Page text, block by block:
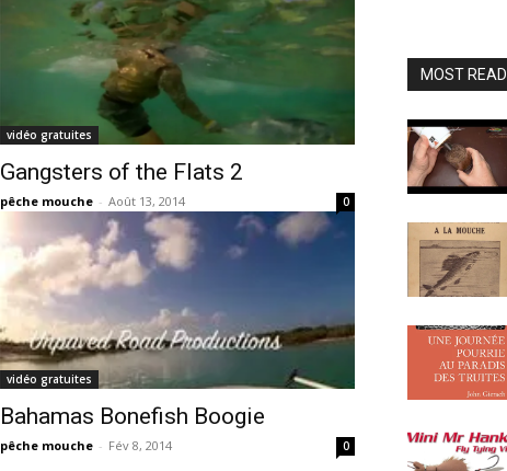
vidéo gratuites
Gangsters of the Flats 2
pêche mouche - Août 13, 2014 0
vidéo gratuites
Bahamas Bonefish Boogie
pêche mouche - Fév 8, 2014 0
MOST READ